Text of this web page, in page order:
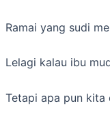
Ramai yang sudi
Lelagi kalau ibu
Tetapi apa pun kita